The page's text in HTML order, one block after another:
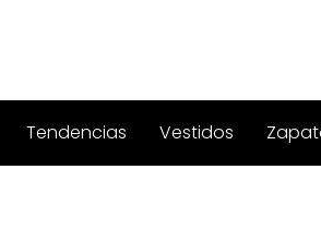
Tendencias Vestidos